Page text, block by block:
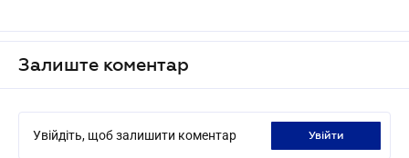
Залиште коментар
Увійдіть, щоб залишити коментар увійти